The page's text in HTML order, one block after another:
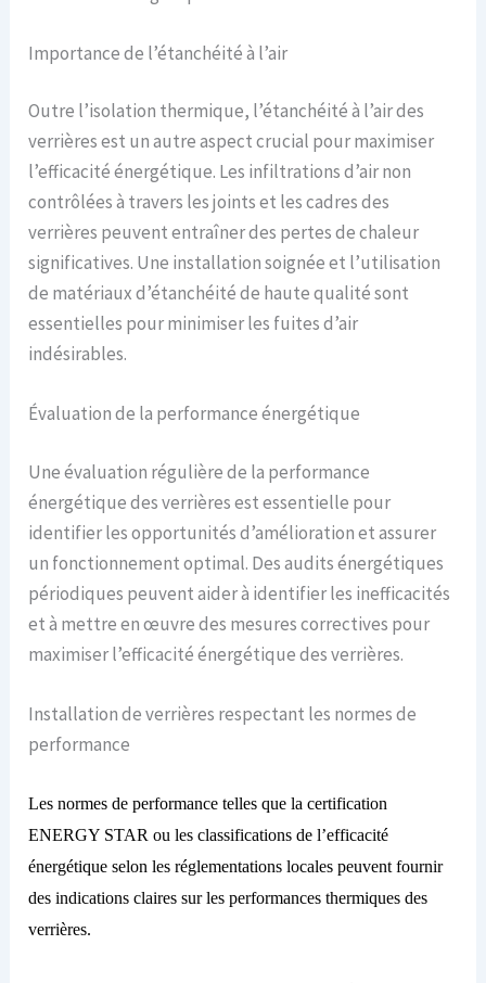
Importance de l’étanchéité à l’air
Outre l’isolation thermique, l’étanchéité à l’air des
verrières est un autre aspect crucial pour maximiser
l’efficacité énergétique. Les infiltrations d’air non
contrôlées à travers les joints et les cadres des
verrières peuvent entraîner des pertes de chaleur
significatives. Une installation soignée et l’utilisation
de matériaux d’étanchéité de haute qualité sont
essentielles pour minimiser les fuites d’air
indésirables.
Évaluation de la performance énergétique
Une évaluation régulière de la performance
énergétique des verrières est essentielle pour
identifier les opportunités d’amélioration et assurer
un fonctionnement optimal. Des audits énergétiques
périodiques peuvent aider à identifier les inefficacités
et à mettre en œuvre des mesures correctives pour
maximiser l’efficacité énergétique des verrières.
Installation de verrières respectant les normes de
performance
Les normes de performance telles que la certification
ENERGY STAR ou les classifications de l’efficacité
énergétique selon les réglementations locales peuvent fournir
des indications claires sur les performances thermiques des
verrières.